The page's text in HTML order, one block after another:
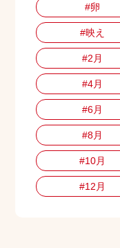
#卵
#映え
#2月
#4月
#6月
#8月
#10月
#12月